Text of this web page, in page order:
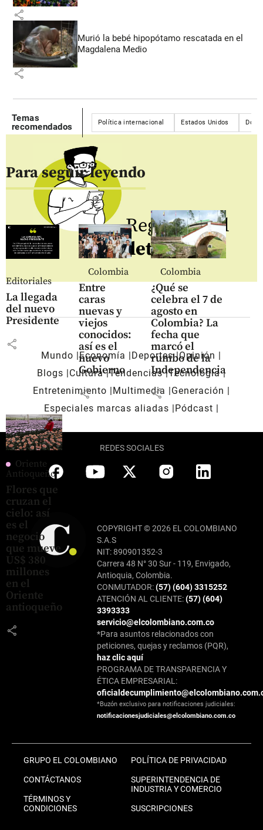
share
Murió la bebé hipopótamo rescatada en el
Magdalena Medio
share
Temas
recomendados
Política internacional Estados Unidos
Para seguir leyendo
Editoriales
La llegada
del nuevo
Presidente
share
Colombia
Entre
caras
nuevas y
viejos
conocidos:
así es el
nuevo
Gobierno
share
Colombia
¿Qué se
celebra el 7 de
agosto en
Colombia? La
fecha que
marcó el
rumbo de la
Independencia
share
Oriente
Antioqueño
Flores que
cruzan el
cielo: así
es el
negocio
que mueve
US$ 380
millones
en el
Oriente
antioqueño
share
Regístrate al
newsletter
Mundo Economía Deportes Opinión
Blogs
Cultura Tendencias Tecnología
Entretenimiento
Multimedia
Generación
Especiales marcas aliadas
Pódcast
REDES SOCIALES
COPYRIGHT © 2026 EL COLOMBIANO
S.A.S
NIT: 890901352-3
Carrera 48 N° 30 Sur - 119, Envigado,
Antioquia, Colombia.
CONMUTADOR:(57) (604) 3315252
ATENCIÓN AL CLIENTE:(57) (604)
3393333
servicio@elcolombiano.com.co
*Para asuntos relacionados con
peticiones, quejas y reclamos (PQR),
haz clic aquí
PROGRAMA DE TRANSPARENCIA Y
ÉTICA EMPRESARIAL:
*Buzón exclusivo para notificaciones judiciales:
notificacionesjudiciales@elcolombiano.com.co
GRUPO EL COLOMBIANO
CONTÁCTANOS
TÉRMINOS Y
CONDICIONES
POLÍTICA DE PRIVACIDAD
SUPERINTENDENCIA DE
INDUSTRIA Y COMERCIO
SUSCRIPCIONES